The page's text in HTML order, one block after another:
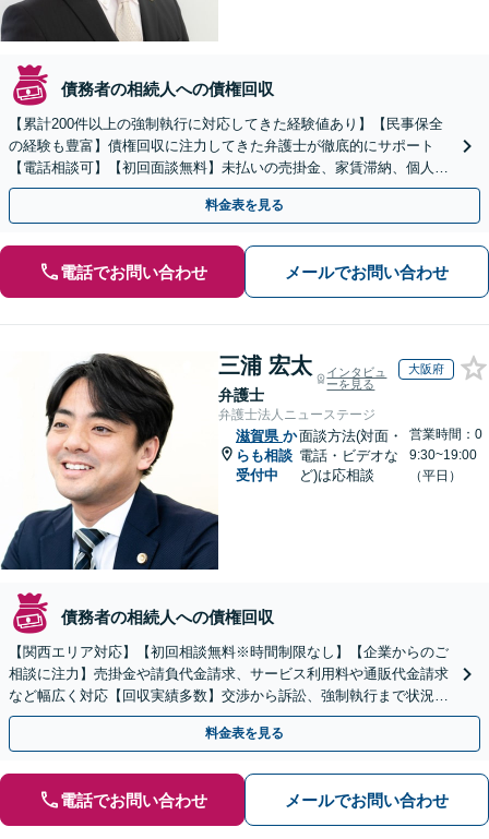
債務者の相続人への債権回収
【累計200件以上の強制執行に対応してきた経験値あり】【民事保全
の経験も豊富】債権回収に注力してきた弁護士が徹底的にサポート
【電話相談可】【初回面談無料】未払いの売掛金、家賃滞納、個人間
のお金の貸し借りなど【関西エリア対応】
料金表を見る
電話でお問い合わせ メールでお問い合わせ
三浦 宏太
弁護士
インタビュ
ーを見る
大阪府
弁護士法人ニューステージ
滋賀県 か
らも相談
受付中
面談方法(対面・
電話・ビデオな
ど)は応相談
営業時間：0
9:30~19:00
（平日）
債務者の相続人への債権回収
【関西エリア対応】【初回相談無料※時間制限なし】【企業からのご
相談に注力】売掛金や請負代金請求、サービス利用料や通販代金請求
など幅広く対応【回収実績多数】交渉から訴訟、強制執行まで状況に
応じて的確に対応します
料金表を見る
電話でお問い合わせ メールでお問い合わせ